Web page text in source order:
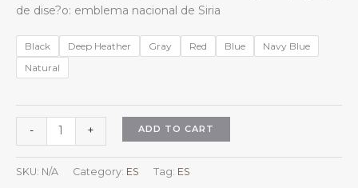
de dise?o: emblema nacional de Siria
Black Deep Heather Gray Red Blue
Navy Blue
Natural
-
de
béisbol
vaquera
+ ADD TO CART
SKU: N/A Category: ES Tag: ES